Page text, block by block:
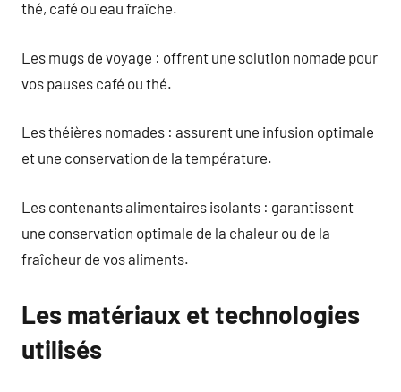
thé, café ou eau fraîche.
Les mugs de voyage : offrent une solution nomade pour
vos pauses café ou thé.
Les théières nomades : assurent une infusion optimale
et une conservation de la température.
Les contenants alimentaires isolants : garantissent
une conservation optimale de la chaleur ou de la
fraîcheur de vos aliments.
Les matériaux et technologies
utilisés